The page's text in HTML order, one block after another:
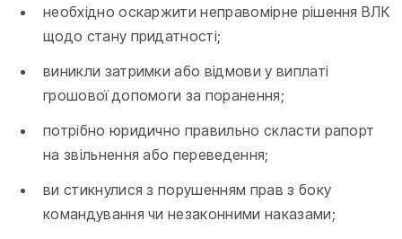
необхідно оскаржити неправомірне рішення ВЛК
щодо стану придатності;
виникли затримки або відмови у виплаті
грошової допомоги за поранення;
потрібно юридично правильно скласти рапорт
на звільнення або переведення;
ви стикнулися з порушенням прав з боку
командування чи незаконними наказами;